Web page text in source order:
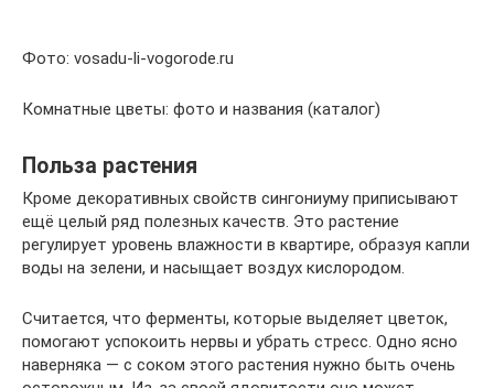
Фото: vosadu-li-vogorode.ru
Комнатные цветы: фото и названия (каталог)
Польза растения
Кроме декоративных свойств сингониуму приписывают
ещё целый ряд полезных качеств. Это растение
регулирует уровень влажности в квартире, образуя капли
воды на зелени, и насыщает воздух кислородом.
Считается, что ферменты, которые выделяет цветок,
помогают успокоить нервы и убрать стресс. Одно ясно
наверняка — с соком этого растения нужно быть очень